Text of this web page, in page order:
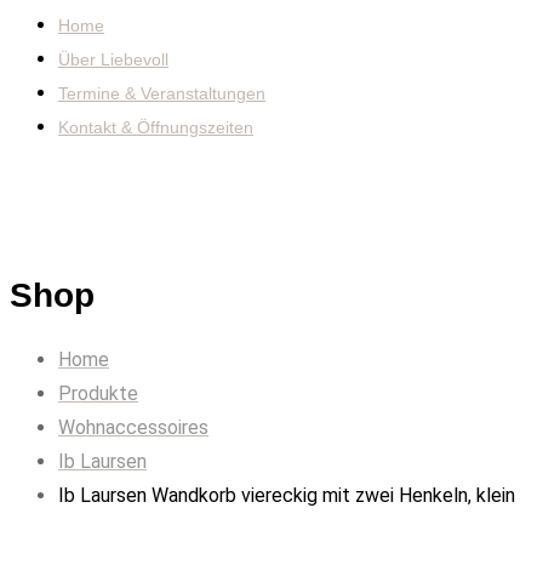
Home
Über Liebevoll
Termine & Veranstaltungen
Kontakt & Öffnungszeiten
Shop
Home
Produkte
Wohnaccessoires
Ib Laursen
Ib Laursen Wandkorb viereckig mit zwei Henkeln, klein